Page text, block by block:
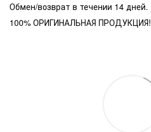
Обмен/возврат в течении 14 дней.
100% ОРИГИНАЛЬНАЯ ПРОДУКЦИЯ!